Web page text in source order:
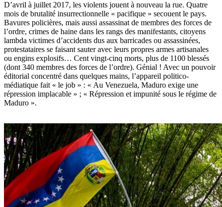
D’avril à juillet 2017, les violents jouent à nouveau la rue. Quatre
mois de brutalité insurrectionnelle « pacifique » secouent le pays.
Bavures policières, mais aussi assassinat de membres des forces de
l’ordre, crimes de haine dans les rangs des manifestants, citoyens
lambda victimes d’accidents dus aux barricades ou assassinées,
protestataires se faisant sauter avec leurs propres armes artisanales
ou engins explosifs… Cent vingt-cinq morts, plus de 1100 blessés
(dont 340 membres des forces de l’ordre). Génial ! Avec un pouvoir
éditorial concentré dans quelques mains, l’appareil politico-
médiatique fait « le job » : « Au Venezuela, Maduro exige une
répression implacable » ; « Répression et impunité sous le régime de
Maduro ».